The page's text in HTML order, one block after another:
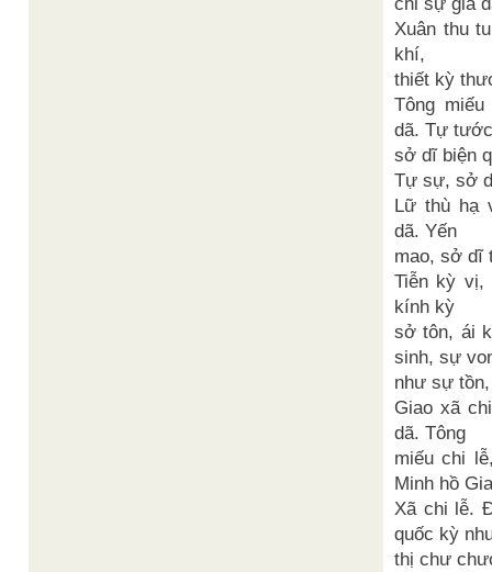
Xuân thu
khí,
thiết kỳ
Tông
dã. Tự
sở dĩ biện
Tự sự, sở
Lữ thù hạ
dã. Yến
mao, sở dĩ
Tiễn kỳ vị,
kính kỳ
sở tôn, ái
sinh, sự
như sự
Giao xã
dã. Tông
miếu chi
Minh hồ
Xã chi lễ.
quốc kỳ
thị chư